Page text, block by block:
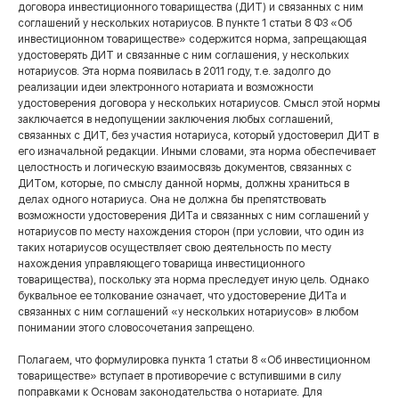
договора инвестиционного товарищества (ДИТ) и связанных с ним
соглашений у нескольких нотариусов. В пункте 1 статьи 8 ФЗ «Об
инвестиционном товариществе» содержится норма, запрещающая
удостоверять ДИТ и связанные с ним соглашения, у нескольких
нотариусов. Эта норма появилась в 2011 году, т.е. задолго до
реализации идеи электронного нотариата и возможности
удостоверения договора у нескольких нотариусов. Смысл этой нормы
заключается в недопущении заключения любых соглашений,
связанных с ДИТ, без участия нотариуса, который удостоверил ДИТ в
его изначальной редакции. Иными словами, эта норма обеспечивает
целостность и логическую взаимосвязь документов, связанных с
ДИТом, которые, по смыслу данной нормы, должны храниться в
делах одного нотариуса. Она не должна бы препятствовать
возможности удостоверения ДИТа и связанных с ним соглашений у
нотариусов по месту нахождения сторон (при условии, что один из
таких нотариусов осуществляет свою деятельность по месту
нахождения управляющего товарища инвестиционного
товарищества), поскольку эта норма преследует иную цель. Однако
буквальное ее толкование означает, что удостоверение ДИТа и
связанных с ним соглашений «у нескольких нотариусов» в любом
понимании этого словосочетания запрещено.
Полагаем, что формулировка пункта 1 статьи 8 «Об инвестиционном
товариществе» вступает в противоречие с вступившими в силу
поправками к Основам законодательства о нотариате. Для